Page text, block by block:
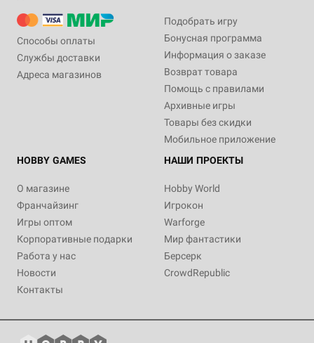
Способы оплаты
Службы доставки
Адреса магазинов
Подобрать игру
Бонусная программа
Информация о заказе
Возврат товара
Помощь с правилами
Архивные игры
Товары без скидки
Мобильное приложение
HOBBY GAMES
О магазине
Франчайзинг
Игры оптом
Корпоративные подарки
Работа у нас
Новости
Контакты
НАШИ ПРОЕКТЫ
Hobby World
Игрокон
Warforge
Мир фантастики
Берсерк
CrowdRepublic